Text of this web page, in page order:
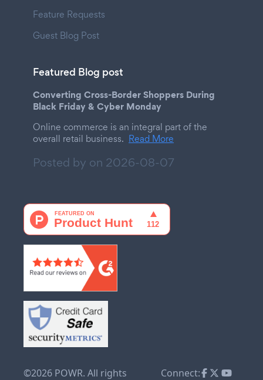
Feature Requests
Guest Blog Post
Featured Blog post
Converting Cross-Border Shoppers During
Black Friday & Cyber Monday
Online commerce is an integral part of the
overall retail business. Read More
Posted by on 2026-08-07
©2026 POWR. All rights Connect: